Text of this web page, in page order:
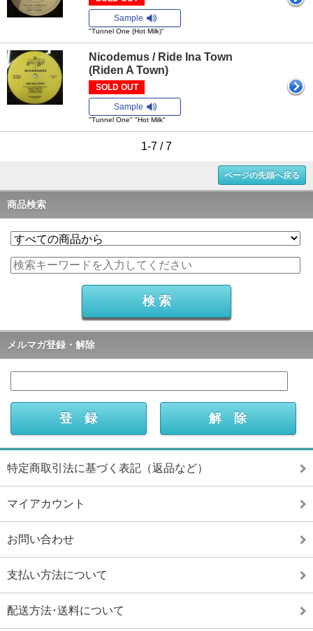
Sample
"Tunnel One (Hot Milk)"
Nicodemus / Ride Ina Town
(Riden A Town)
SOLD OUT
Sample
"Tunnel One" "Hot Milk"
1-7 / 7
ページの先頭へ戻る
商品検索
メルマガ登録・解除
特定商取引法に基づく表記（返品など）
マイアカウント
お問い合わせ
支払い方法について
配送方法･送料について